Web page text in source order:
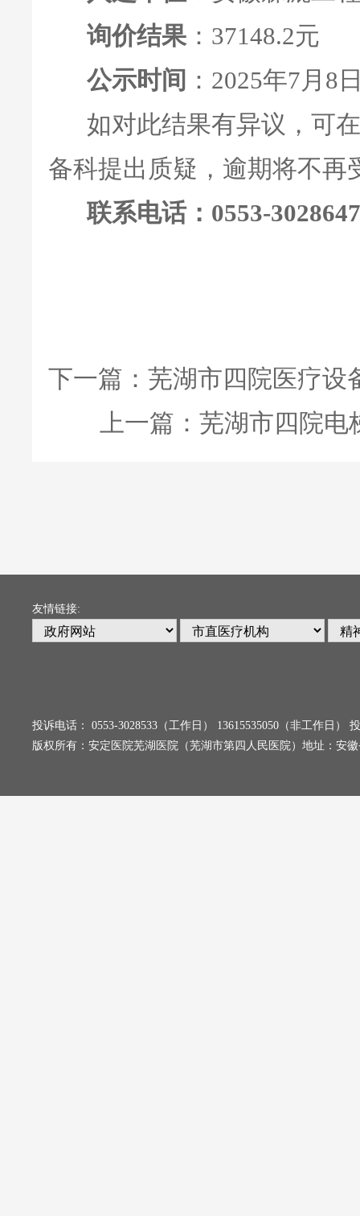
询价结果：37148.2元
公示时间 ：2025年7月8
如对此结果有异议，可在
备科提出质疑，逾期将不再
联系电话：0553-3028647
下一篇： 芜湖市四院医疗设
上一篇： 芜湖市四院电
友情链接:
投诉电话： 0553-3028533（工作日） 13615535050（非工作日）
版权所有：安定医院芜湖医院（芜湖市第四人民医院）地址：